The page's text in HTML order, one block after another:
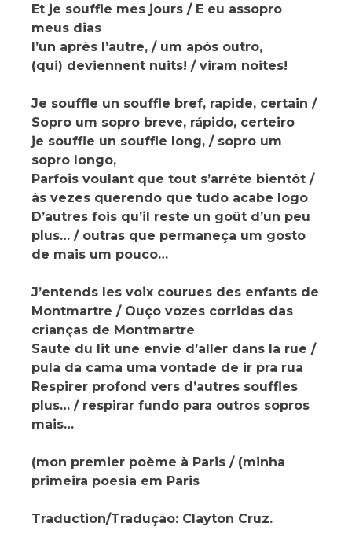
Et je souffle mes jours / E eu assopro
meus dias
l’un après l’autre, / um após outro,
(qui) deviennent nuits! / viram noites!
Je souffle un souffle bref, rapide, certain /
Sopro um sopro breve, rápido, certeiro
je souffle un souffle long, / sopro um
sopro longo,
Parfois voulant que tout s’arrête bientôt /
às vezes querendo que tudo acabe logo
D’autres fois qu’il reste un goût d’un peu
plus… / outras que permaneça um gosto
de mais um pouco…
J’entends les voix courues des enfants de
Montmartre / Ouço vozes corridas das
crianças de Montmartre
Saute du lit une envie d’aller dans la rue /
pula da cama uma vontade de ir pra rua
Respirer profond vers d’autres souffles
plus… / respirar fundo para outros sopros
mais…
(mon premier poème à Paris / (minha
primeira poesia em Paris
Traduction/Tradução: Clayton Cruz.